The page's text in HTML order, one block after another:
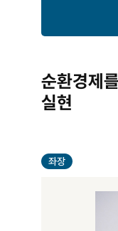
순환경제
실현
좌장